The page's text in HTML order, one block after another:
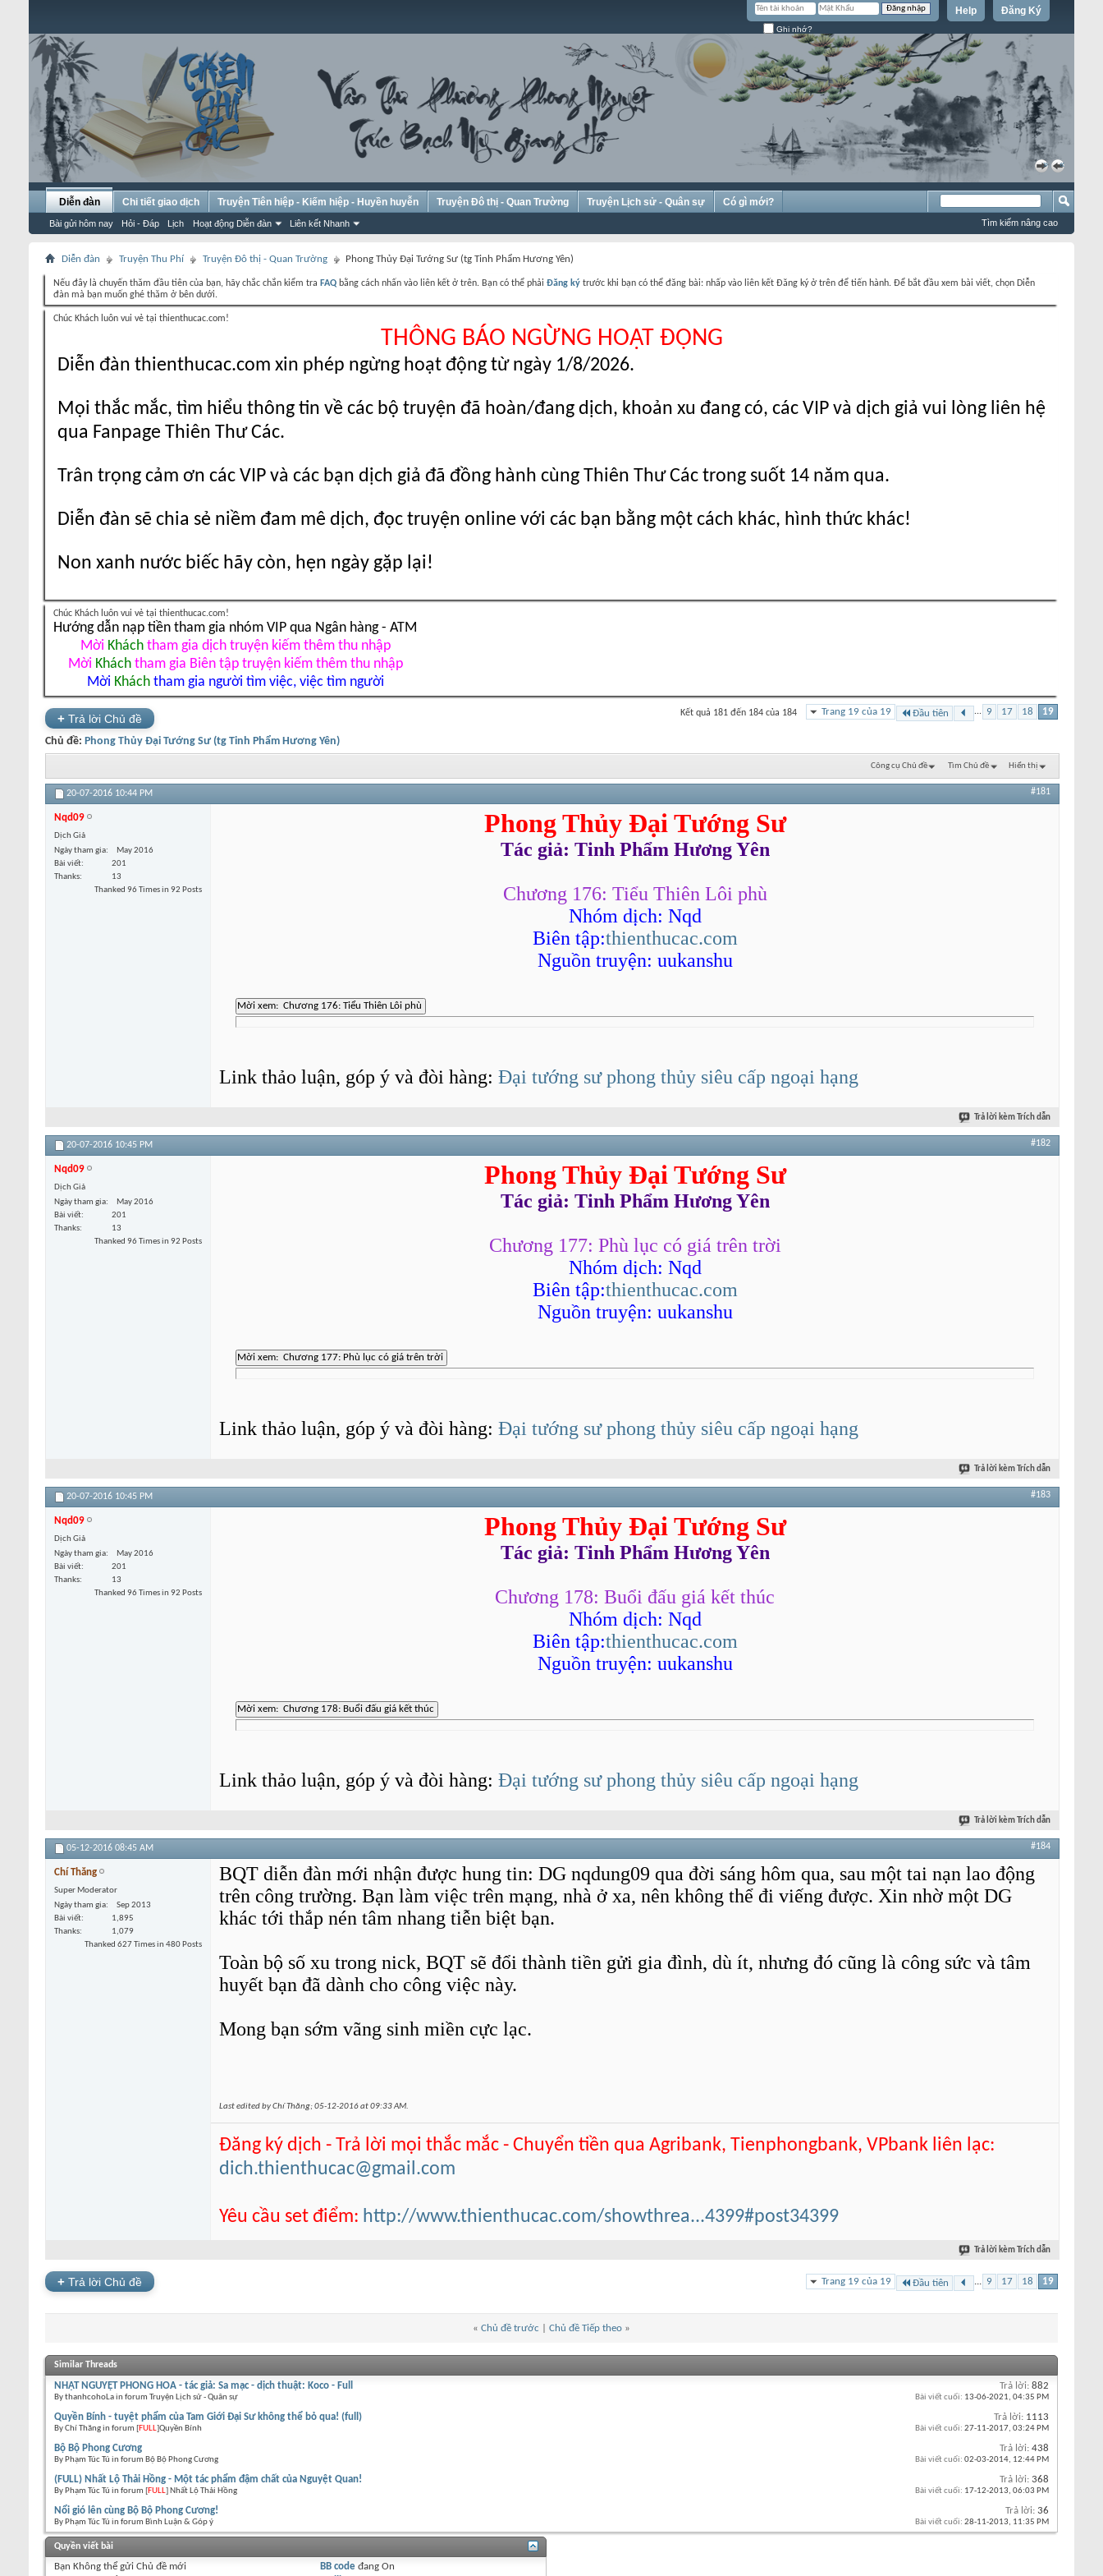
Đăng Ký
Help
Ghi nhớ?
«
»
Diễn đàn
Bài gửi hôm nay Hỏi - Đáp Lịch Hoạt động Diễn đàn Liên kết Nhanh
Chi tiết giao dịch Truyện Tiên hiệp - Kiếm hiệp - Huyền huyễn Truyện Đô thị - Quan Trường Truyện Lịch sử - Quân sự Có gì mới?
Tìm kiếm nâng cao
Diễn đàn Truyện Thu Phí Truyện Đô thị - Quan Trường Phong Thủy Đại Tướng Sư (tg Tinh Phẩm Hương Yên)
Nếu đây là chuyến thăm đầu tiên của bạn, hãy chắc chắn kiểm tra FAQ bằng cách nhấn vào liên kết ở trên. Bạn có thể phải Đăng ký trước khi bạn có thể đăng bài: nhấp vào liên kết Đăng ký ở trên để tiến hành. Để bắt đầu xem bài viết, chọn Diễn
đàn mà bạn muốn ghé thăm ở bên dưới.
Chúc Khách luôn vui vẻ tại thienthucac.com!
THÔNG BÁO NGỪNG HOẠT ĐỘNG
Diễn đàn thienthucac.com xin phép ngừng hoạt động từ ngày 1/8/2026.
Mọi thắc mắc, tìm hiểu thông tin về các bộ truyện đã hoàn/đang dịch, khoản xu đang có, các VIP và dịch giả vui lòng liên hệ
qua Fanpage Thiên Thư Các.
Trân trọng cảm ơn các VIP và các bạn dịch giả đã đồng hành cùng Thiên Thư Các trong suốt 14 năm qua.
Diễn đàn sẽ chia sẻ niềm đam mê dịch, đọc truyện online với các bạn bằng một cách khác, hình thức khác!
Non xanh nước biếc hãy còn, hẹn ngày gặp lại!
Chúc Khách luôn vui vẻ tại thienthucac.com!
Hướng dẫn nạp tiền tham gia nhóm VIP qua Ngân hàng - ATM
Mời Kháchtham gia dịch truyện kiếm thêm thu nhập
Mời Kháchtham gia Biên tập truyện kiếm thêm thu nhập
Mời Kháchtham gia người tìm việc, việc tìm người
+ Trả lời Chủ đề
Trang 19 của 19 Đầu tiên ... 9 17 18 19
Kết quả 181 đến 184 của 184
Chủ đề: Phong Thủy Đại Tướng Sư (tg Tinh Phẩm Hương Yên)
Công cụ Chủ đề Tìm Chủ đề Hiển thị
20-07-2016 10:44 PM #181
Nqd09
Dịch Giả
Ngày tham gia
May 2016
Bài viết
201
Thanks
13
Thanked 96 Times in 92 Posts
Phong Thủy Đại Tướng Sư
Tác giả: Tinh Phẩm Hương Yên
Chương 176: Tiểu Thiên Lôi phù
Nhóm dịch: Nqd
Biên tập:thienthucac.com
Nguồn truyện: uukanshu
Link thảo luận, góp ý và đòi hàng: Đại tướng sư phong thủy siêu cấp ngoại hạng
Trả lời kèm Trích dẫn
20-07-2016 10:45 PM #182
Nqd09
Dịch Giả
Ngày tham gia
May 2016
Bài viết
201
Thanks
13
Thanked 96 Times in 92 Posts
Phong Thủy Đại Tướng Sư
Tác giả: Tinh Phẩm Hương Yên
Chương 177: Phù lục có giá trên trời
Nhóm dịch: Nqd
Biên tập:thienthucac.com
Nguồn truyện: uukanshu
Link thảo luận, góp ý và đòi hàng: Đại tướng sư phong thủy siêu cấp ngoại hạng
Trả lời kèm Trích dẫn
20-07-2016 10:45 PM #183
Nqd09
Dịch Giả
Ngày tham gia
May 2016
Bài viết
201
Thanks
13
Thanked 96 Times in 92 Posts
Phong Thủy Đại Tướng Sư
Tác giả: Tinh Phẩm Hương Yên
Chương 178: Buổi đấu giá kết thúc
Nhóm dịch: Nqd
Biên tập:thienthucac.com
Nguồn truyện: uukanshu
Link thảo luận, góp ý và đòi hàng: Đại tướng sư phong thủy siêu cấp ngoại hạng
Trả lời kèm Trích dẫn
05-12-2016 08:45 AM #184
Chí Thăng
Super Moderator
Ngày tham gia
Sep 2013
Bài viết
1,895
Thanks
1,079
Thanked 627 Times in 480 Posts
BQT diễn đàn mới nhận được hung tin: DG nqdung09 qua đời sáng hôm qua, sau một tai nạn lao động
trên công trường. Bạn làm việc trên mạng, nhà ở xa, nên không thể đi viếng được. Xin nhờ một DG
khác tới thắp nén tâm nhang tiễn biệt bạn.
Toàn bộ số xu trong nick, BQT sẽ đổi thành tiền gửi gia đình, dù ít, nhưng đó cũng là công sức và tâm
huyết bạn đã dành cho công việc này.
Mong bạn sớm vãng sinh miền cực lạc.
Last edited by Chí Thăng; 05-12-2016 at09:33 AM.
Đăng ký dịch - Trả lời mọi thắc mắc - Chuyển tiền qua Agribank, Tienphongbank, VPbank liên lạc:
dich.thienthucac@gmail.com
Yêu cầu set điểm: http://www.thienthucac.com/showthrea...4399#post34399
Trả lời kèm Trích dẫn
+ Trả lời Chủ đề Trang 19 của 19 Đầu tiên 9 17 18 19
« Chủ đề trước Chủ đề Tiếp theo »
Similar Threads
NHẬT NGUYỆT PHONG HOA - tác giả: Sa mạc - dịch thuật: Koco - Full
By thanhcohoLa in forum Truyện Lịch sử - Quân sự
Trả lời: 882
Bài viết cuối: 13-06-2021, 04:35 PM
Quyền Bính - tuyệt phẩm của Tam Giới Đại Sư không thể bỏ qua! (full)
By Chí Thăng in forum [FULL]Quyền Bính
Trả lời: 1113
Bài viết cuối: 27-11-2017, 03:24 PM
Bộ Bộ Phong Cương
By Phạm Túc Tú in forum Bộ Bộ Phong Cương
Trả lời: 438
Bài viết cuối: 02-03-2014, 12:44 PM
(FULL) Nhất Lộ Thải Hồng - Một tác phẩm đậm chất của Nguyệt Quan!
By Phạm Túc Tú in forum [FULL] Nhất Lộ Thải Hồng
Trả lời: 368
Bài viết cuối: 17-12-2013, 06:03 PM
Nổi gió lên cùng Bộ Bộ Phong Cương!
By Phạm Túc Tú in forum Bình Luận & Góp ý
Trả lời: 36
Bài viết cuối: 28-11-2013, 11:35 PM
Quyền viết bài
Bạn Không thể gửi Chủ đề mới
BB code đang On